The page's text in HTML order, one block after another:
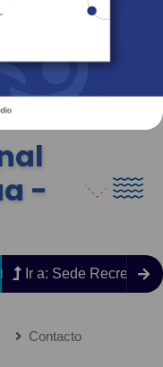
Servicios En Línea
-
Ir a: Sede
Contacto